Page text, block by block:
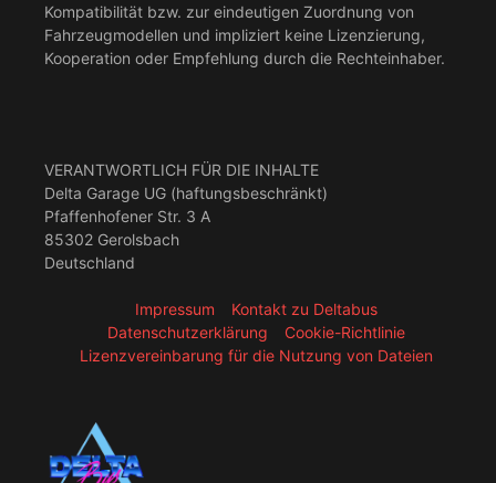
Kompatibilität bzw. zur eindeutigen Zuordnung von
Fahrzeugmodellen und impliziert keine Lizenzierung,
Kooperation oder Empfehlung durch die Rechteinhaber.
VERANTWORTLICH FÜR DIE INHALTE
Delta Garage UG (haftungsbeschränkt)
Pfaffenhofener Str. 3 A
85302 Gerolsbach
Deutschland
Impressum
Kontakt zu Deltabus
Datenschutzerklärung
Cookie-Richtlinie
Lizenzvereinbarung für die Nutzung von Dateien